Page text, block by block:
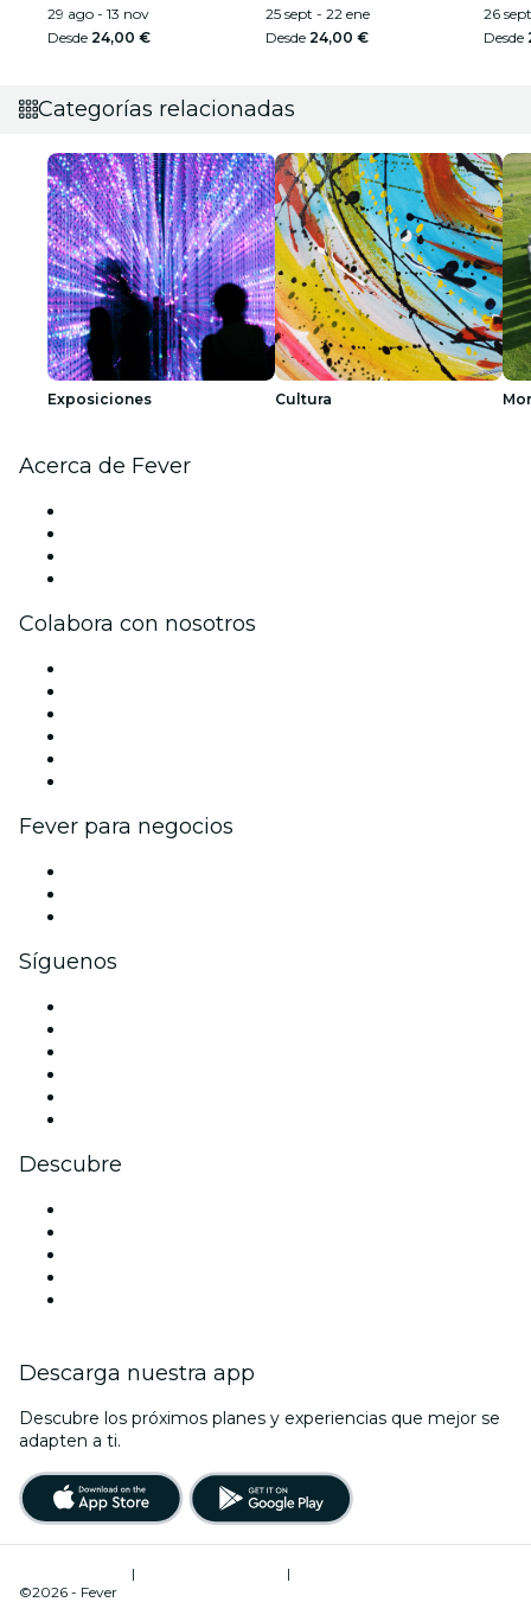
29 ago - 13 nov
Desde 24,00 €
25 sept - 22 ene
Desde 24,00 €
26
Desde
Categorías relacionadas
Exposiciones Cultura
Acerca de Fever
Colabora con nosotros
Fever para negocios
Síguenos
Descubre
Descarga nuestra app
Descubre los próximos planes y experiencias que mejor se
adapten a ti.
| |
©2026 - Fever